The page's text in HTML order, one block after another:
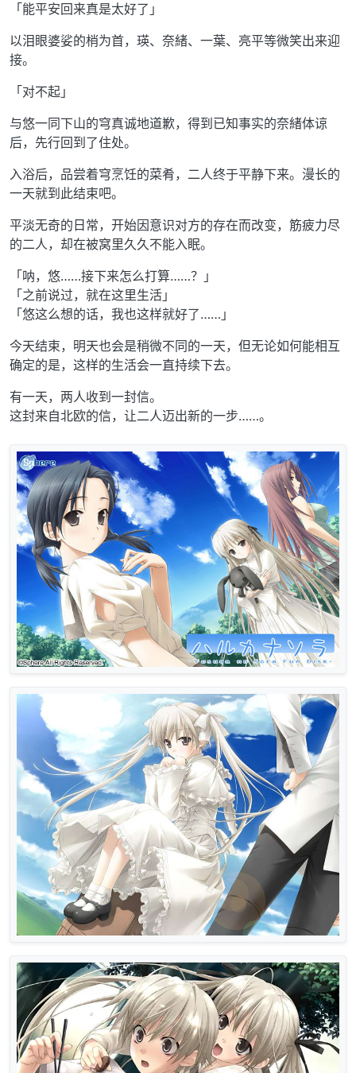
「能平安回来真是太好了」
以泪眼婆娑的梢为首，瑛、奈緒、一葉、亮平等微笑出来迎
接。
「对不起」
与悠一同下山的穹真诚地道歉，得到已知事实的奈緒体谅
后，先行回到了住处。
入浴后，品尝着穹烹饪的菜肴，二人终于平静下来。漫长的
一天就到此结束吧。
平淡无奇的日常，开始因意识对方的存在而改变，筋疲力尽
的二人，却在被窝里久久不能入眠。
「呐，悠……接下来怎么打算……？」
「之前说过，就在这里生活」
「悠这么想的话，我也这样就好了……」
今天结束，明天也会是稍微不同的一天，但无论如何能相互
确定的是，这样的生活会一直持续下去。
有一天，两人收到一封信。
这封来自北欧的信，让二人迈出新的一步……。